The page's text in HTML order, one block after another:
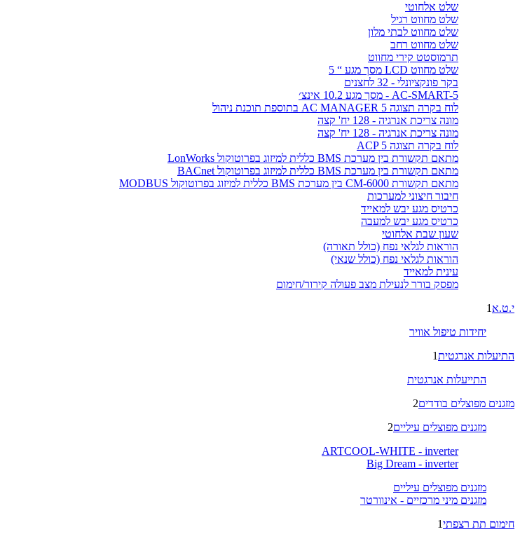
שלט אלחוטי
שלט מחווט רגיל
שלט מחווט לבתי מלון
שלט מחווט רחב
תרמוסטט קירי מחווט
שלט מחווט LCD מסך מגע “ 5
בקר פונקציונלי - 32 לחצנים
AC-SMART-5 - מסך מגע 10.2 אינצ׳
לוח בקרה תצוגה AC MANAGER 5 בתוספת תוכנת ניהול
מונה צריכת אנרגיה - 128 יח' קצה
מונה צריכת אנרגיה - 128 יח' קצה
לוח בקרה תצוגה ACP 5
מתאם תקשורת בין מערכת BMS כללית למיזוג בפרוטוקול LonWorks
מתאם תקשורת בין מערכת BMS כללית למיזוג בפרוטוקול BACnet
מתאם תקשורת CM-6000 בין מערכת BMS כללית למיזוג בפרוטוקול MODBUS
חיבור חיצוני למערכות
כרטיס מגע יבש למאייד
כרטיס מגע יבש למעבה
שעון שבת אלחוטי
הוראות לגלאי נפח (כולל תאורה)
הוראות לגלאי נפח (כולל שנאי)
עינית למאייד
מפסק בורר לנעילת מצב פעולה קירור/חימום
י.ט.א 1
יחידות טיפול אוויר
התיעלות אנרגטית1
התייעלות אנרגטית
מזגנים מפוצלים בודדים2
מזגנים מפוצלים עיליים2
ARTCOOL-WHITE - inverter
Big Dream - inverter
מזגנים מפוצלים עיליים
מזגנים מיני מרכזיים - אינוורטר
חימום תת רצפתי1